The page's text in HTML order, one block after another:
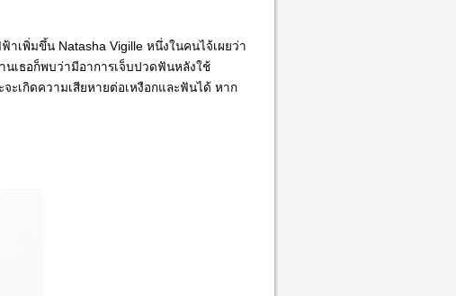
เพิ่มขึ้น Natasha Vigille หนึ่งในคนไจ้เผยว่า
เธอก็พบว่ามีอาการเจ็บปวดฟันหลังใช้
ะเกิดความเสียหายต่อเหงือกและฟันได้ หาก